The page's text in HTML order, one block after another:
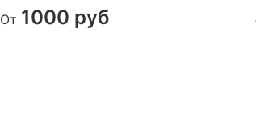
От 1000 руб